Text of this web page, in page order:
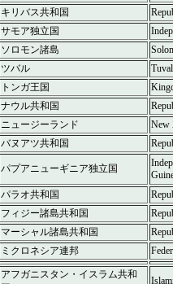
キリバス共和国
サモア独立国
ソロモン諸島
ツバル
トンガ王国
ナウル共和国
ニュージーランド
New
バヌアツ共和国
パプアニューギニア独立国
パラオ共和国
フィジー諸島共和国
マーシャル諸島共和国
ミクロネシア連邦
アフガニスタン・イスラム共和